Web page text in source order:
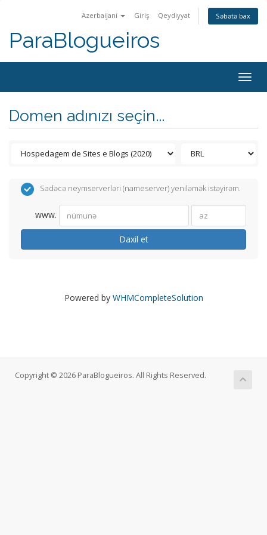
Azerbaijani Giriş Qeydiyyat Səbətə bax
ParaBlogueiros
Domen adınızı seçin...
Sadəcə neymserverləri (nameserver) yeniləmək istəyirəm.
www.
Daxil et
Powered by WHMCompleteSolution
Copyright © 2026 ParaBlogueiros. All Rights Reserved.